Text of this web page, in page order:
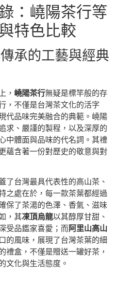
：嶢陽茶行等
特色比較
承的工藝與經典
， 嶢陽茶行無疑是標竿般的存
，不僅是台灣茶文化的活字
代品味完美融合的典範。嶢陽
求、嚴謹的製程，以及深厚的
中體面與品味的代名詞。其禮
蘊含著一份對歷史的敬意與對
了台灣最具代表性的高山茶、
之處在於，每一款茶葉都經過
保了茶湯的色澤、香氣、滋味
，其凍頂烏龍以其醇厚甘甜、
受品鑑家喜愛；而 阿里山高山
的風味，展現了台灣茶葉的細
禮盒，不僅是贈送一罐好茶，
文化與生活態度。